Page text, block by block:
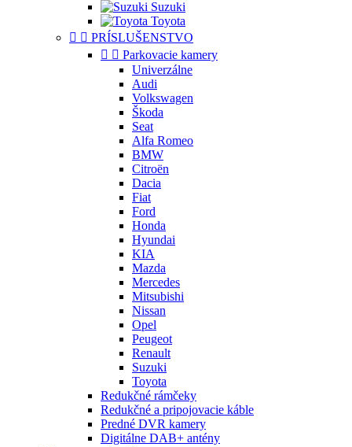
Suzuki
Toyota
  PRÍSLUŠENSTVO
  Parkovacie kamery
Univerzálne
Audi
Volkswagen
Škoda
Seat
Alfa Romeo
BMW
Citroën
Dacia
Fiat
Ford
Honda
Hyundai
KIA
Mazda
Mercedes
Mitsubishi
Nissan
Opel
Peugeot
Renault
Suzuki
Toyota
Redukčné rámčeky
Redukčné a pripojovacie káble
Predné DVR kamery
Digitálne DAB+ antény